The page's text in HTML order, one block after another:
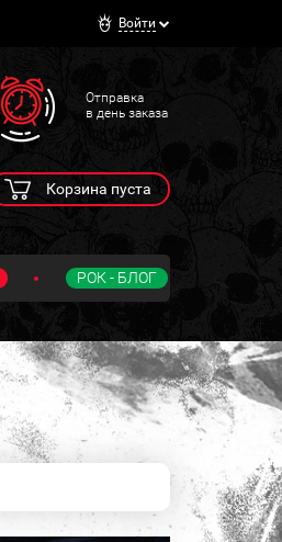
Войти
Отправка
в день заказа
Корзина пуста
РОК - БЛОГ